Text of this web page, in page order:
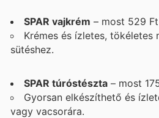
SPAR vajkrém – most 529
Krémes és ízletes, tökéletes
sütéshez.
SPAR túróstészta – most
Gyorsan elkészíthető és
vagy vacsorára.